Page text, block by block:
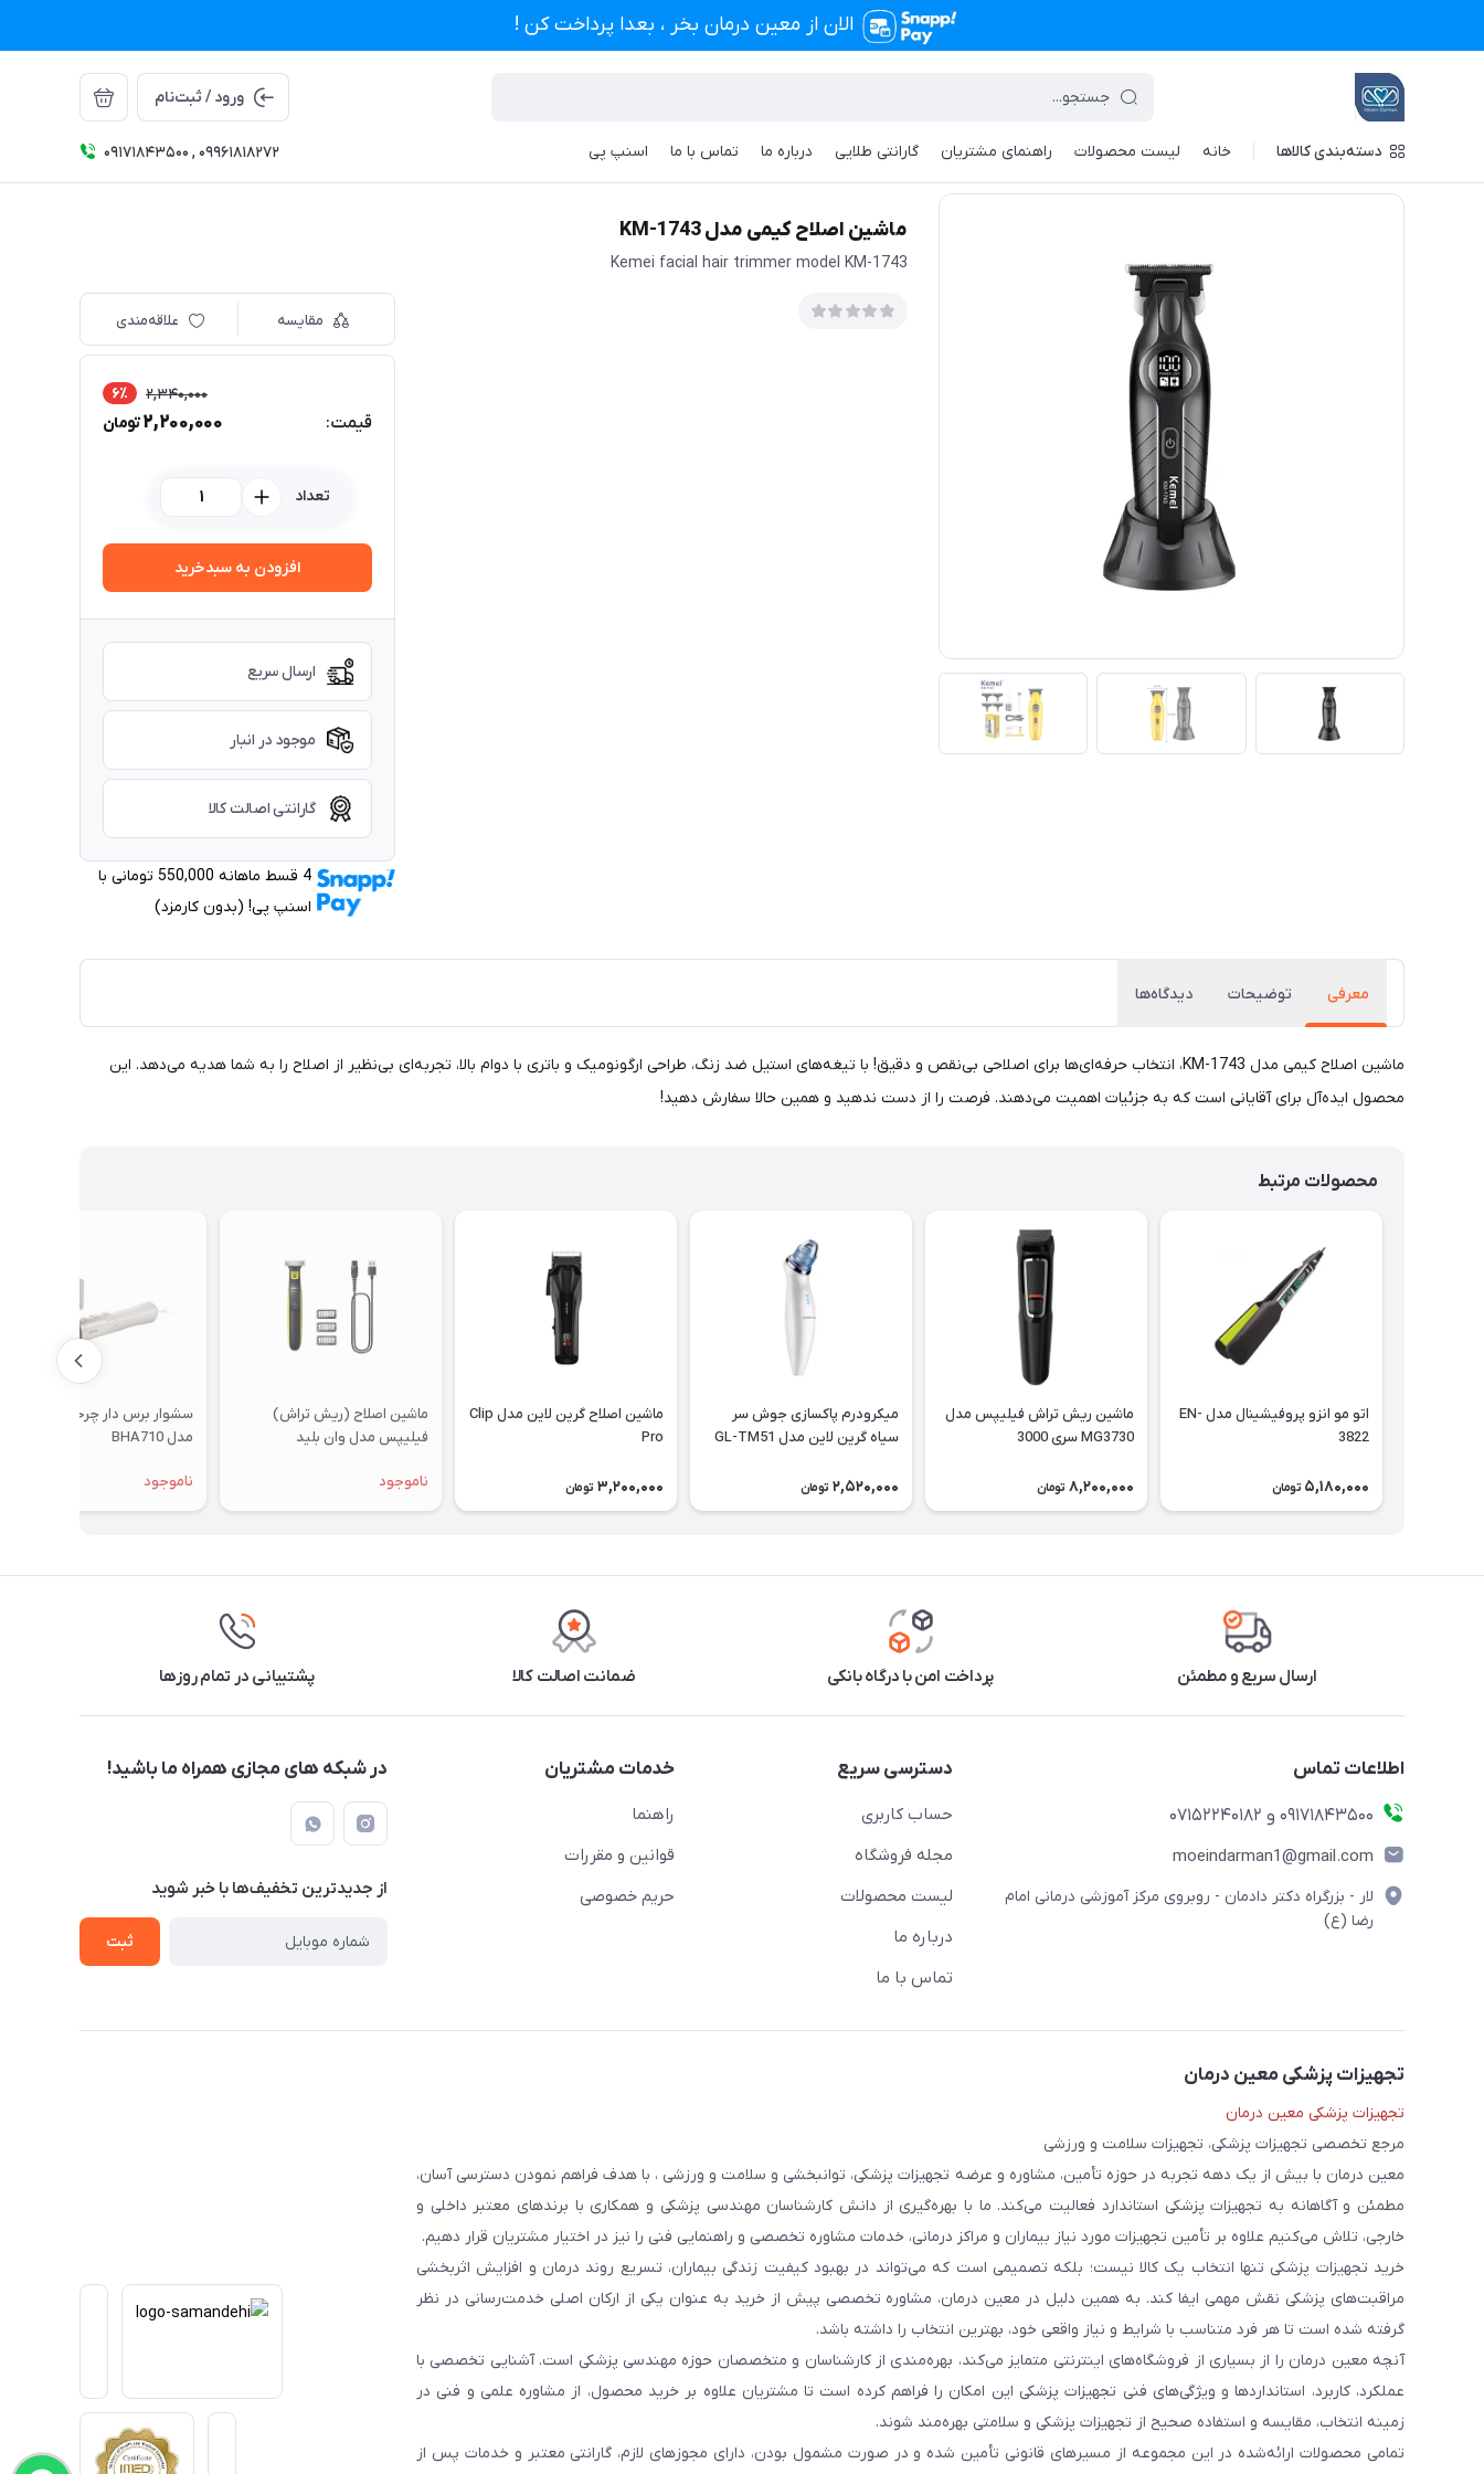
الان از معین درمان بخر ، بعدا پرداخت کن !
ورود / ثبت‌نام
دسته‌بندی کالاها خانه لیست محصولات راهنمای مشتریان گارانتی طلایی درباره ما تماس با ما اسنپ پی 09171843500 , 09961818272 تجهیزات پزشکی معین درمان / فهرست محصولات / ماشین اصلاح کیمی مدل KM-1743
ماشین اصلاح کیمی مدل KM-1743
Kemei facial hair trimmer model KM-1743
مقایسه علاقه‌مندی
قیمت:
2,340,000 6٪
2,200,000تومان
تعداد
افزودن به سبدخرید
ارسال سریع
موجود در انبار
گارانتی اصالت کالا
4 قسط ماهانه 550,000 تومانی با
اسنپ ‌پی! (بدون کارمزد)
معرفی توضیحات دیدگاه‌ها
ماشین اصلاح کیمی مدل KM-1743، انتخاب حرفه‌ای‌ها برای اصلاحی بی‌نقص و دقیق! با تیغه‌های استیل ضد زنگ، طراحی ارگونومیک و باتری با دوام بالا، تجربه‌ای بی‌نظیر از اصلاح را به شما هدیه می‌دهد. این
محصول ایده‌آل برای آقایانی است که به جزئیات اهمیت می‌دهند. فرصت را از دست ندهید و همین حالا سفارش دهید!
محصولات مرتبط
اتو مو انزو پروفیشینال مدل EN-
3822
5,180,000 تومان
ماشین ریش تراش فیلیپس مدل
MG3730 سری 3000
8,200,000 تومان
میکرودرم پاکسازی جوش سر
سیاه گرین لاین مدل GL-TM51
2,520,000 تومان
ماشین اصلاح گرین لاین مدل Clip
Pro
3,200,000 تومان
ماشین اصلاح (ریش تراش)
فیلیپس مدل وان بلید
ناموجود
سشوار برس دار چرخشی فیلیپس
مدل BHA710
ناموجود
ارسال سریع و مطمئن پرداخت امن با درگاه بانکی ضمانت اصالت کالا پشتیبانی در تمام روزها
اطلاعات تماس
09171843500 و 07152240182
moeindarman1@gmail.com
لار - بزرگراه دکتر دادمان - روبروی مرکز آموزشی درمانی امام
رضا (ع)
دسترسی سریع
حساب کاربری
مجله فروشگاه
لیست محصولات
درباره ما
تماس با ما
خدمات مشتریان
راهنما
قوانین و مقررات
حریم خصوصی
در شبکه های مجازی همراه ما باشید!
از جدید‌ترین تخفیف‌ها با‌ خبر شوید
ثبت
تجهیزات پزشکی معین درمان
تجهیزات پزشکی معین درمان
مرجع تخصصی تجهیزات پزشکی، تجهیزات سلامت و ورزشی
معین درمان با بیش از یک دهه تجربه در حوزه تأمین، مشاوره و عرضه تجهیزات پزشکی، توانبخشی و سلامت و ورزشی ، با هدف فراهم نمودن دسترسی آسان،
مطمئن و آگاهانه به تجهیزات پزشکی استاندارد فعالیت می‌کند. ما با بهره‌گیری از دانش کارشناسان مهندسی پزشکی و همکاری با برندهای معتبر داخلی و
خارجی، تلاش می‌کنیم علاوه بر تأمین تجهیزات مورد نیاز بیماران و مراکز درمانی، خدمات مشاوره تخصصی و راهنمایی فنی را نیز در اختیار مشتریان قرار دهیم.
خرید تجهیزات پزشکی تنها انتخاب یک کالا نیست؛ بلکه تصمیمی است که می‌تواند در بهبود کیفیت زندگی بیماران، تسریع روند درمان و افزایش اثربخشی
مراقبت‌های پزشکی نقش مهمی ایفا کند. به همین دلیل در معین درمان، مشاوره تخصصی پیش از خرید به عنوان یکی از ارکان اصلی خدمت‌رسانی در نظر
گرفته شده است تا هر فرد متناسب با شرایط و نیاز واقعی خود، بهترین انتخاب را داشته باشد.
آنچه معین درمان را از بسیاری از فروشگاه‌های اینترنتی متمایز می‌کند، بهره‌مندی از کارشناسان و متخصصان حوزه مهندسی پزشکی است. آشنایی تخصصی با
عملکرد، کاربرد، استانداردها و ویژگی‌های فنی تجهیزات پزشکی این امکان را فراهم کرده است تا مشتریان علاوه بر خرید محصول، از مشاوره علمی و فنی در
زمینه انتخاب، مقایسه و استفاده صحیح از تجهیزات پزشکی و سلامتی بهره‌مند شوند.
تمامی محصولات ارائه‌شده در این مجموعه از مسیرهای قانونی تأمین شده و در صورت مشمول بودن، دارای مجوزهای لازم، گارانتی معتبر و خدمات پس از